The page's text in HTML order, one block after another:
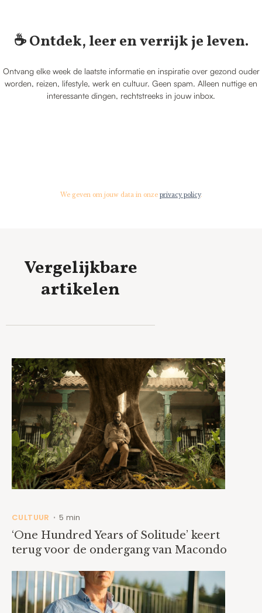
☕️ Ontdek, leer en verrijk je leven.
Ontvang elke week de laatste informatie en inspiratie over gezond ouder
worden, reizen, lifestyle, werk en cultuur. Geen spam. Alleen nuttige en
interessante dingen, rechtstreeks in jouw inbox.
We geven om jouw data in onze privacy policy.
Vergelijkbare
artikelen
CULTUUR • 5 min
‘One Hundred Years of Solitude’ keert
terug voor de ondergang van Macondo